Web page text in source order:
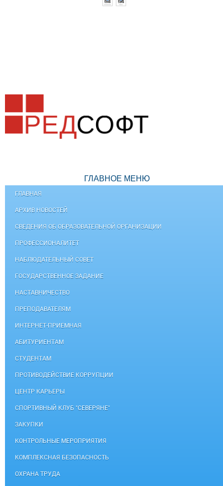
ГЛАВНОЕ МЕНЮ
ГЛАВНАЯ
АРХИВ НОВОСТЕЙ
СВЕДЕНИЯ ОБ ОБРАЗОВАТЕЛЬНОЙ ОРГАНИЗАЦИИ
ПРОФЕССИОНАЛИТЕТ
НАБЛЮДАТЕЛЬНЫЙ СОВЕТ
ГОСУДАРСТВЕННОЕ ЗАДАНИЕ
НАСТАВНИЧЕСТВО
ПРЕПОДАВАТЕЛЯМ
ИНТЕРНЕТ-ПРИЕМНАЯ
АБИТУРИЕНТАМ
СТУДЕНТАМ
ПРОТИВОДЕЙСТВИЕ КОРРУПЦИИ
ЦЕНТР КАРЬЕРЫ
СПОРТИВНЫЙ КЛУБ "СЕВЕРЯНЕ"
ЗАКУПКИ
КОНТРОЛЬНЫЕ МЕРОПРИЯТИЯ
КОМПЛЕКСНАЯ БЕЗОПАСНОСТЬ
ОХРАНА ТРУДА